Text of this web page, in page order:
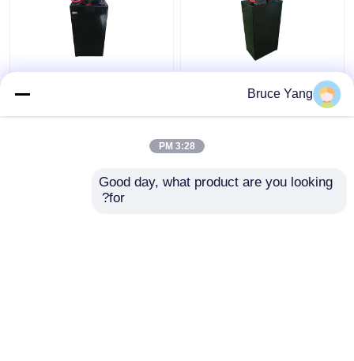
بطارية ليثيوم الكهربائية
الكهربائية
Bruce Yang
3:28 PM
Good day, what product are you looking
for?